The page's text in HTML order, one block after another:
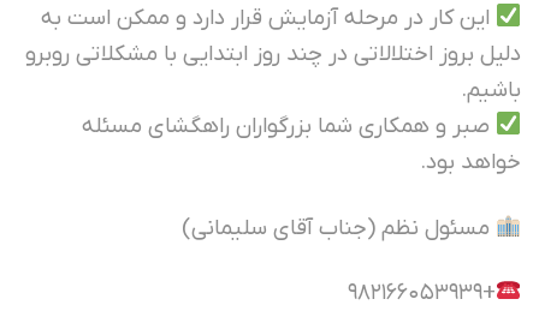
این کار در مرحله آزمایش قرار دارد و ممکن است به
دلیل بروز اختلالاتی در چند روز ابتدایی با مشکلاتی روبرو
باشیم.
صبر و همکاری شما بزرگواران راهگشای مسئله
خواهد بود.
مسئول نظم (جناب آقای سلیمانی)
+982166053939